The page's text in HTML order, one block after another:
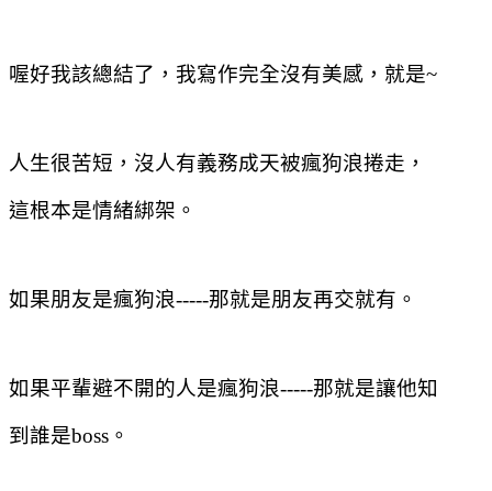
喔好我該總結了，我寫作完全沒有美感，就是~
人生很苦短，沒人有義務成天被瘋狗浪捲走，
這根本是情緒綁架。
如果朋友是瘋狗浪-----那就是朋友再交就有。
如果平輩避不開的人是瘋狗浪-----那就是讓他知
到誰是boss 。